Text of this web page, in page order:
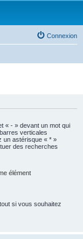
Connexion
« - » devant un mot qui
verticales
un astérisque « * »
des recherches
élément
si vous souhaitez